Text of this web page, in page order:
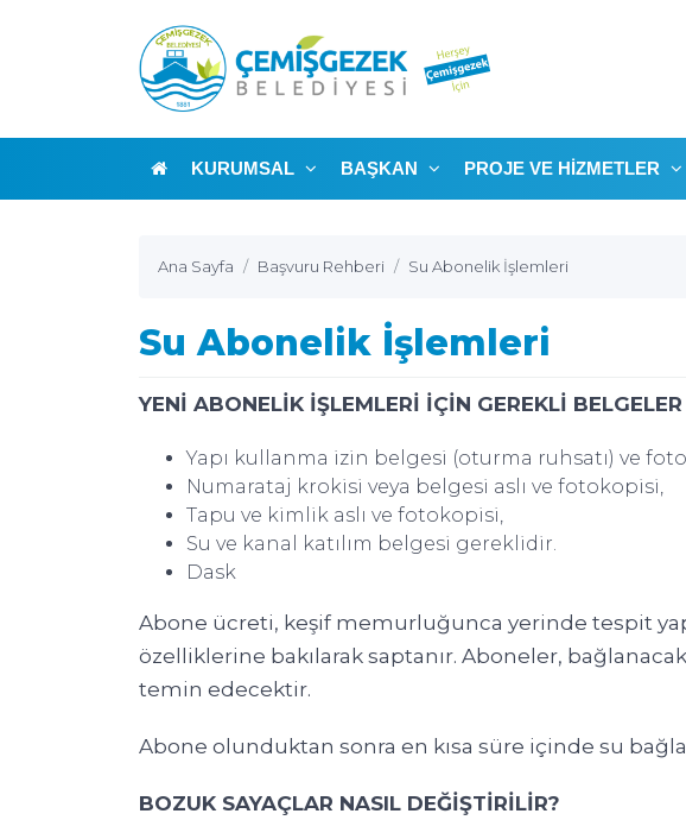
KURUMSAL BAŞKAN PROJE VE HIZMETLER
Ana Sayfa Başvuru Rehberi Su Abonelik İşlemleri
Su Abonelik İşlemleri
YENİ ABONELİK İŞLEMLERİ İÇİN GEREKLİ
Yapı kullanma izin belgesi (oturma ruhsatı) ve
Numarataj krokisi veya belgesi aslı ve fotokopisi,
Tapu ve kimlik aslı ve fotokopisi,
Su ve kanal katılım belgesi gereklidir.
Dask
Abone ücreti, keşif memurluğunca yerinde tespit
özelliklerine bakılarak saptanır. Aboneler,
temin edecektir.
Abone olunduktan sonra en kısa süre içinde su
BOZUK SAYAÇLAR NASIL DEĞİŞTİRİLİR?